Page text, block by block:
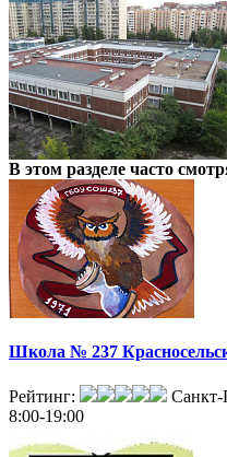
В этом разделе часто
Школа № 237
Рейтинг:
Санкт-
8:00-19:00